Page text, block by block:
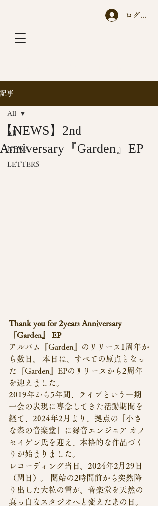
ログイン
記事
All
NEWS
LETTERS
All
【NEWS】2nd
Anniversary『Garden』EP
Thank you for 2years Anniversary
『Garden』 EP
アルバム『Garden』のリリース1周年か
ら数日。 本日は、すべての原点となっ
た『Garden』EPのリリースから2周年
を迎えました。
2019年から5年間、ライブという一期
一会の表現に専念してきた活動期間を
経て、2024年2月より、拠点の「小さ
な森の音楽堂」に録音エンジニア オノ
セイゲン氏を迎え、本格的な作品づく
りが始まりました。
レコーディング当日、2024年2月29日
（閏日）。 開始の2時間前から突然降
り出した大粒の雪が、音楽堂を天然の
真っ白なスタジオへと変えたあの日。